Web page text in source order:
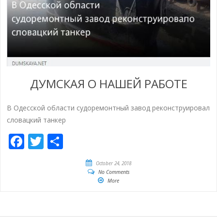
ДУМСКАЯ О НАШЕЙ РАБОТЕ
В Одесской области судоремонтный завод реконструировал
словацкий танкер
Facebook
Twitter
October 24, 2018
No Comments
More